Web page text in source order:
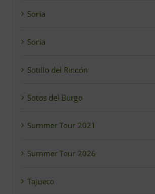
Soria
Soria
Sotillo del Rincón
Sotos del Burgo
Summer Tour 2021
Summer Tour 2026
Tajueco